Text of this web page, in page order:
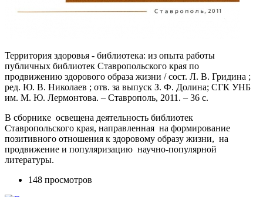
Территория здоровья - библиотека: из опыта работы
публичных библиотек Ставропольского края по
продвижению здорового образа жизни / сост. Л. В. Гридина ;
ред. Ю. В. Николаев ; отв. за выпуск З. Ф. Долина; СГК УНБ
им. М. Ю. Лермонтова. – Ставрополь, 2011. – 36 с.
В сборнике освещена деятельность библиотек
Ставропольского края, направленная на формирование
позитивного отношения к здоровому образу жизни, на
продвижение и популяризацию научно-популярной
литературы.
148 просмотров